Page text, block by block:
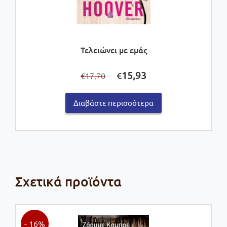
Τελειώνει με εμάς
€17,70
price
was:
€17,70.
€15,93τρέχουσα
τιμή
είναι:
€15,93.
Διαβάστε περισσότερα
Σχετικά προϊόντα
- 16%